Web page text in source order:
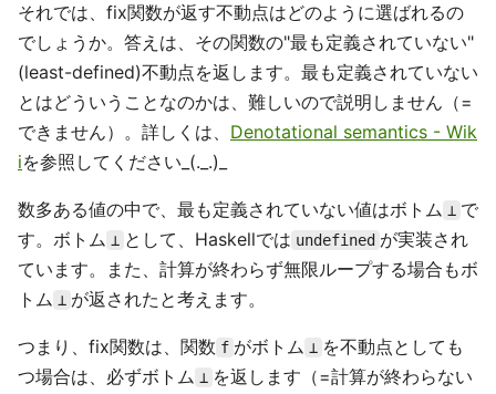
それでは、fix関数が返す不動点はどのように選ばれるの
でしょうか。答えは、その関数の"最も定義されていない"
(least-defined)不動点を返します。最も定義されていない
とはどういうことなのかは、難しいので説明しません（=
できません）。詳しくは、 Denotational semantics - Wik
iを参照してください_(._.)_
数多ある値の中で、最も定義されていない値はボトム ⊥ で
す。ボトム ⊥ として、Haskellでは undefined が実装され
ています。また、計算が終わらず無限ループする場合もボ
トム ⊥ が返されたと考えます。
つまり、fix関数は、関数 f がボトム ⊥ を不動点としても
つ場合は、必ずボトム ⊥ を返します（=計算が終わらない